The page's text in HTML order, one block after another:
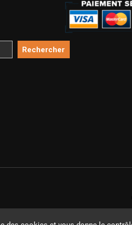
Rechercher
Copyright Guides